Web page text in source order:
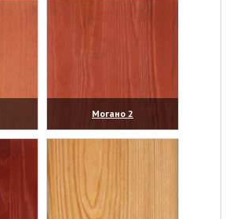
Могано 2
(увеличить)